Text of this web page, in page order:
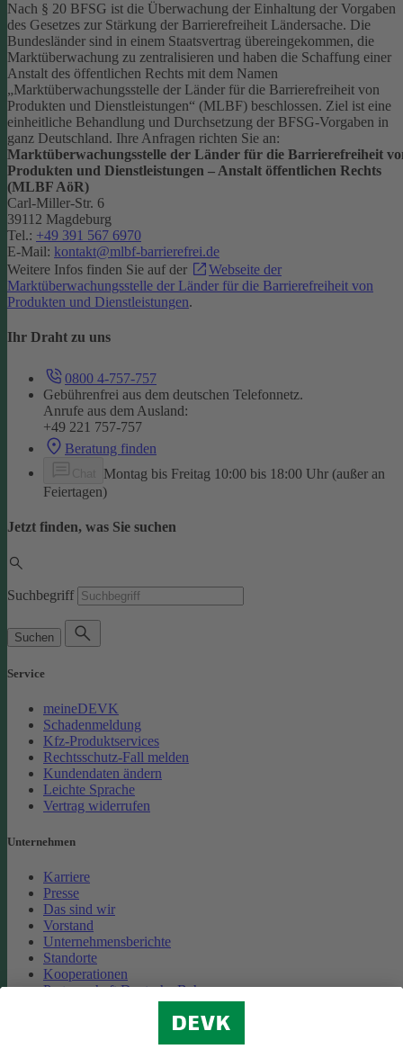
Nach § 20 BFSG ist die Überwachung der Einhaltung der Vorgaben
des Gesetzes zur Stärkung der Barrierefreiheit Ländersache. Die
Bundesländer sind in einem Staatsvertrag übereingekommen, die
Marktüberwachung zu zentralisieren und haben die Schaffung einer
Anstalt des öffentlichen Rechts mit dem Namen
„Marktüberwachungsstelle der Länder für die Barrierefreiheit von
Produkten und Dienstleistungen“ (MLBF) beschlossen. Ziel ist eine
einheitliche Behandlung und Durchsetzung der BFSG-Vorgaben in
ganz Deutschland. Ihre Anfragen richten Sie an:
Marktüberwachungsstelle der Länder für die Barrierefreiheit
Produkten und Dienstleistungen – Anstalt öffentlichen Rechts
(MLBF AöR)
Carl-Miller-Str. 6
39112 Magdeburg
Tel.: +49 391 567 6970
E-Mail: kontakt@mlbf-barrierefrei.de
Weitere Infos finden Sie auf der
Webseite der
Marktüberwachungsstelle der Länder für die Barrierefreiheit von
Produkten und Dienstleistungen.
Ihr Draht zu uns
0800 4-757-757
Gebührenfrei aus dem deutschen Telefonnetz.
Anrufe aus dem Ausland:
+49 221 757-757
Beratung finden
Montag bis Freitag 10:00 bis 18:00 Uhr (außer an
Feiertagen)
Jetzt finden, was Sie suchen
Suchbegriff
Suchen
Service
meineDEVK
Schadenmeldung
Kfz-Produktservices
Rechtsschutz-Fall melden
Kundendaten ändern
Leichte Sprache
Vertrag widerrufen
Unternehmen
Karriere
Presse
Das sind wir
Vorstand
Unternehmensberichte
Standorte
Kooperationen
Partnerschaft Deutsche Bahn